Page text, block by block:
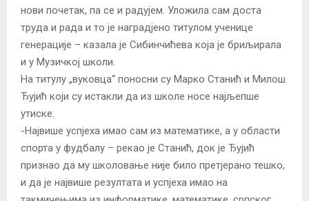
нови почетак, па се и радујем. Уложила сам доста
труда и рада и то је наградјено титулом ученице
генерације – казала је Сибинчићева која је бриљирала
и у Музичкој школи.
На титулу „вуковца“ поносни су Марко Станић и Милош
Ђујић који су истакли да из школе носе најљепше
утиске.
-Највише успјеха имао сам из математике, а у области
спорта у фудбалу – рекао је Станић, док је Ђујић
признао да му школовање није било претјерано тешко,
и да је највише резултата и успјеха имао на